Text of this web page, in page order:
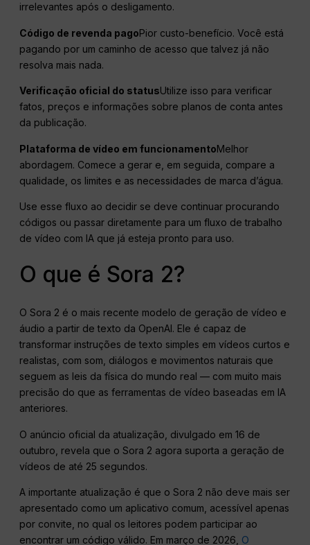
irrelevantes após o desligamento.
Código de revenda pagoPior custo-benefício. Você está
pagando por um caminho de acesso que talvez já não
resolva mais nada.
Verificação oficial do statusUtilize isso para verificar
fatos, preços e informações sobre planos de conta antes
da publicação.
Plataforma de vídeo em funcionamentoMelhor
abordagem. Comece a gerar e, em seguida, compare a
qualidade, os limites e as necessidades de marca d’água.
Use esse fluxo ao decidir se deve continuar procurando
códigos ou passar diretamente para um fluxo de trabalho
de vídeo com IA que já esteja pronto para uso.
O que é Sora 2?
O Sora 2 é o mais recente modelo de geração de vídeo e
áudio a partir de texto da OpenAI. Ele é capaz de
transformar instruções de texto simples em vídeos curtos e
realistas, com som, diálogos e movimentos naturais que
seguem as leis da física do mundo real — com muito mais
precisão do que as ferramentas de vídeo baseadas em IA
anteriores.
O anúncio oficial da atualização, divulgado em 16 de
outubro, revela que o Sora 2 agora suporta a geração de
vídeos de até 25 segundos.
A importante atualização é que o Sora 2 não deve mais ser
apresentado como um aplicativo comum, acessível apenas
por convite, no qual os leitores podem participar ao
encontrar um código válido. Em março de 2026, O